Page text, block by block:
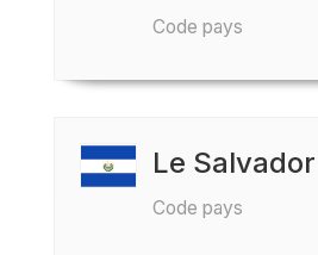
Code pays
Le Salvador
Code pays